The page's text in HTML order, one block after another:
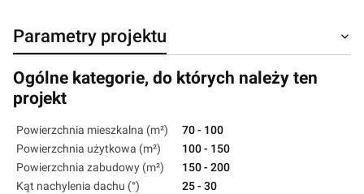
Parametry projektu
Ogólne kategorie, do których należy ten
projekt
Powierzchnia mieszkalna (m²)
70 - 100
Powierzchnia użytkowa (m²)
100 - 150
Powierzchnia zabudowy (m²)
150 - 200
Kąt nachylenia dachu (°)
25 - 30